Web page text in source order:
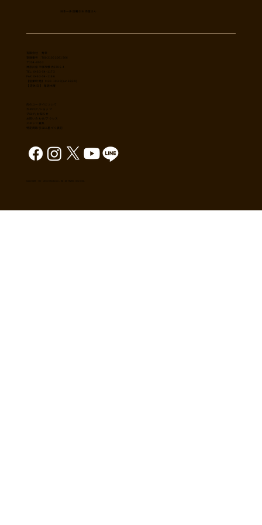
日本一多国籍なお肉屋さん
​有限会社 秀幸
登録番号：T8021002061566
〒254-0002
神奈川県平塚市横内3785-4
TEL: 0463-54-1173
FAX: 0463-54-1186
【営業時間】 9:30-19:30(sun18:30)
【 定休日 】 毎週木曜
肉のユーダイについて
カタログ/ショップ
ブログ/お知らせ
​お問い合わせ/アクセス
スタッフ募集
特定商取引法に基づく表記